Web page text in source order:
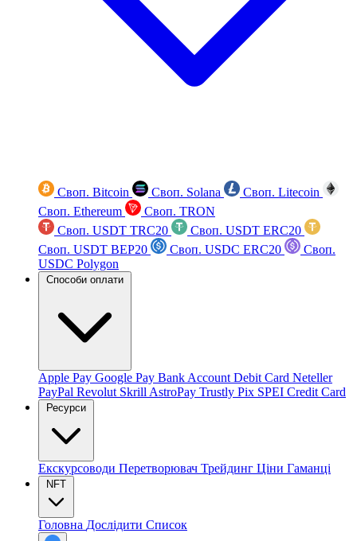
Своп. Bitcoin Своп. Solana
Своп. Litecoin
Своп. Ethereum
Своп. TRON
Своп. USDT TRC20
Своп. USDT ERC20
Своп. USDT BEP20
Своп. USDC ERC20
Своп.
USDC Polygon
Способи оплати
Apple Pay Google Pay Bank Account Debit Card Neteller
PayPal Revolut Skrill AstroPay Trustly Pix SPEI Credit Card
Ресурси
Екскурсоводи Перетворювач Трейдинг Ціни Гаманці
NFT
Головна Дослідити Список